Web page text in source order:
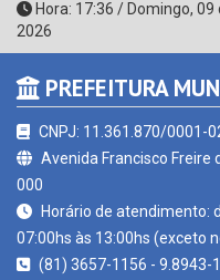
PREFEITURA
CNPJ: 11.361.870/0001-02
000
Horário de atendimento: